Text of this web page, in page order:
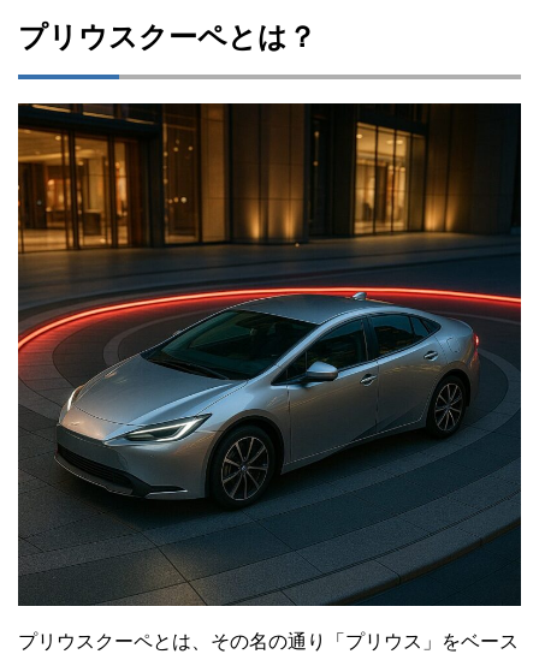
プリウスクーペとは？
プリウスクーペとは、その名の通り「プリウス」をベース